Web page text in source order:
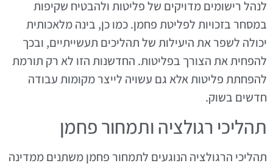
לנהל רישומים מדויקים של פליטות ולהבטיח שקיפות
במסחר בזכויות לפליטת פחמן. כמו כן, בינה מלאכותית
יכולה לשפר את היעילות של תהליכים תעשייתיים, ובכך
להפחית את הצורך בפליטות. החדשנות הזו לא רק תורמת
להפחתת פליטות אלא גם עשויה לייצר מקומות עבודה
חדשים בשוק.
תהליכי רגולציה ותמחור פחמן
תהליכי הרגולציה הנוגעים לתמחור פחמן משתנים ממדינה